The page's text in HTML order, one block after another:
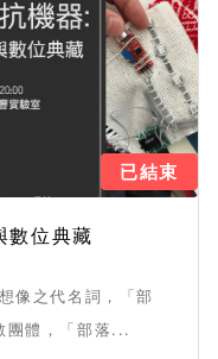
已結束
數位典藏
像之代名詞，「部
團體，「部落...